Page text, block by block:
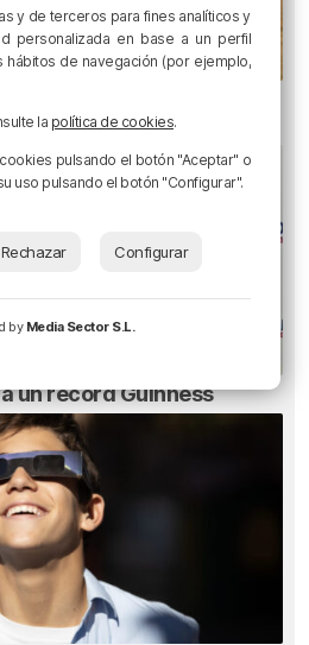
ante el eclipse: una
daños irreversibles
un récord Guinness
y de terceros para fines analíticos y
personalizada en base a un perfil
hábitos de navegación (por ejemplo,
la política de cookies.
pulsando el botón "Aceptar" o
uso pulsando el botón "Configurar".
Rechazar Configurar
by Media Sector S.L.